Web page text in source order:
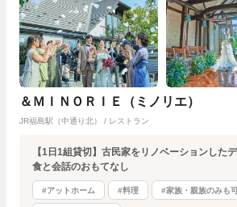
＆ＭＩＮＯＲＩＥ（ミノリエ）
JR福島駅（中通り北） / レストラン
【1日1組貸切】古民家をリノベーションした
食と会話のおもてなし
#アットホーム #料理 #家族・親族のみも